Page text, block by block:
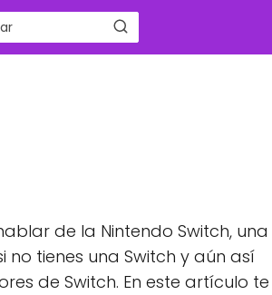
de la Nintendo Switch, una
tienes una Switch y aún así
de Switch. En este artículo te